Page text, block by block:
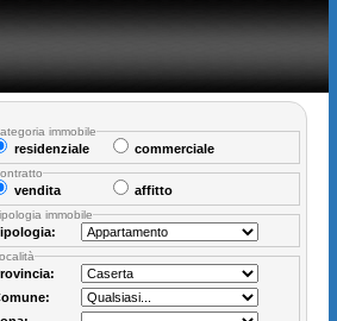
immobile
residenziale commerciale
vendita affitto
immobile